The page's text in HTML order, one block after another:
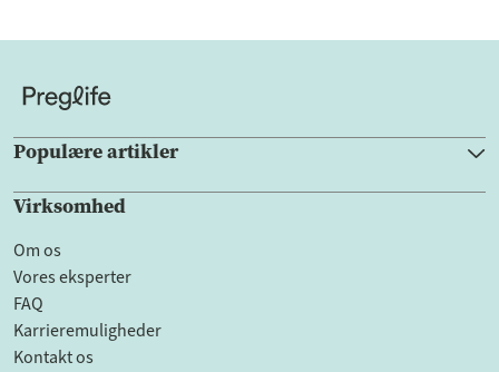
Populære artikler
Virksomhed
Om os
Vores eksperter
FAQ
Karrieremuligheder
Kontakt os